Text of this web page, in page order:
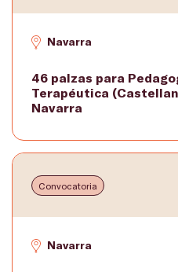
Navarra
46 palzas para
Terapéutica
Navarra
Convocatoria
Navarra